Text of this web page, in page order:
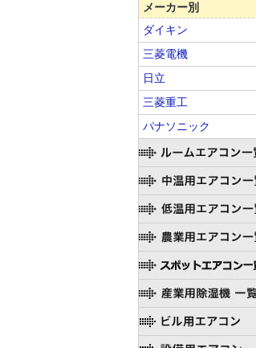
メーカー別
ダイキン
三菱電機
日立
三菱重工
パナソニック